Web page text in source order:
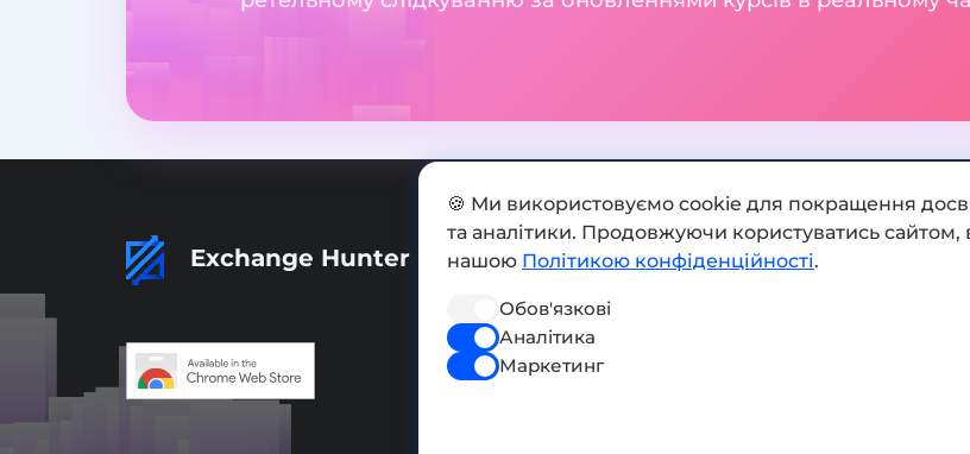
Exchange Hunter Додати обмінник
Політика
🍪 Ми використовуємо cookie для покращення
та аналітики. Продовжуючи користуватись сайтом,
нашою Політикою конфіденційності.
Обов'язкові
Аналітика
Маркетинг